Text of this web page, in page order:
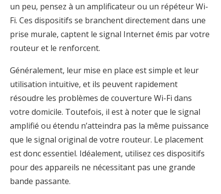
un peu, pensez à un amplificateur ou un répéteur Wi-
Fi. Ces dispositifs se branchent directement dans une
prise murale, captent le signal Internet émis par votre
routeur et le renforcent.
Généralement, leur mise en place est simple et leur
utilisation intuitive, et ils peuvent rapidement
résoudre les problèmes de couverture Wi-Fi dans
votre domicile. Toutefois, il est à noter que le signal
amplifié ou étendu n’atteindra pas la même puissance
que le signal original de votre routeur. Le placement
est donc essentiel. Idéalement, utilisez ces dispositifs
pour des appareils ne nécessitant pas une grande
bande passante.